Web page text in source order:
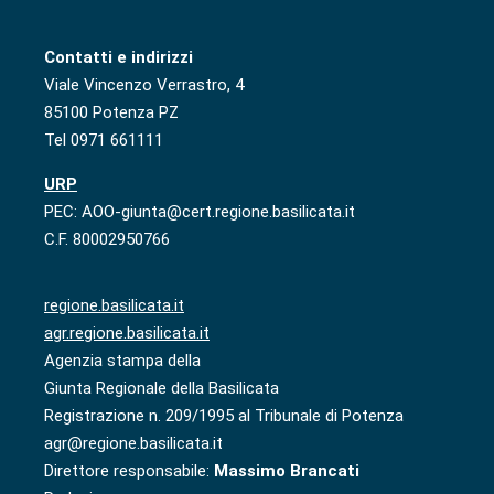
Contatti e indirizzi
Viale Vincenzo Verrastro, 4
85100 Potenza PZ
Tel 0971 661111
URP
PEC: AOO-giunta@cert.regione.basilicata.it
C.F. 80002950766
regione.basilicata.it
agr.regione.basilicata.it
Agenzia stampa della
Giunta Regionale della Basilicata
Registrazione n. 209/1995 al Tribunale di Potenza
agr@regione.basilicata.it
Direttore responsabile: Massimo Brancati